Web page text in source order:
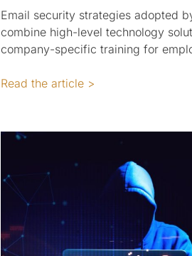
Email security strategies adopted
combine high-level technology
company-specific training for
Read the article >